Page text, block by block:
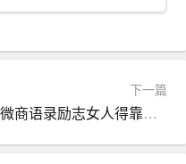
味，提高上菜速度，为
客户需求和意见建议，
下一篇
微商语录励志女人得靠自己_职场励志